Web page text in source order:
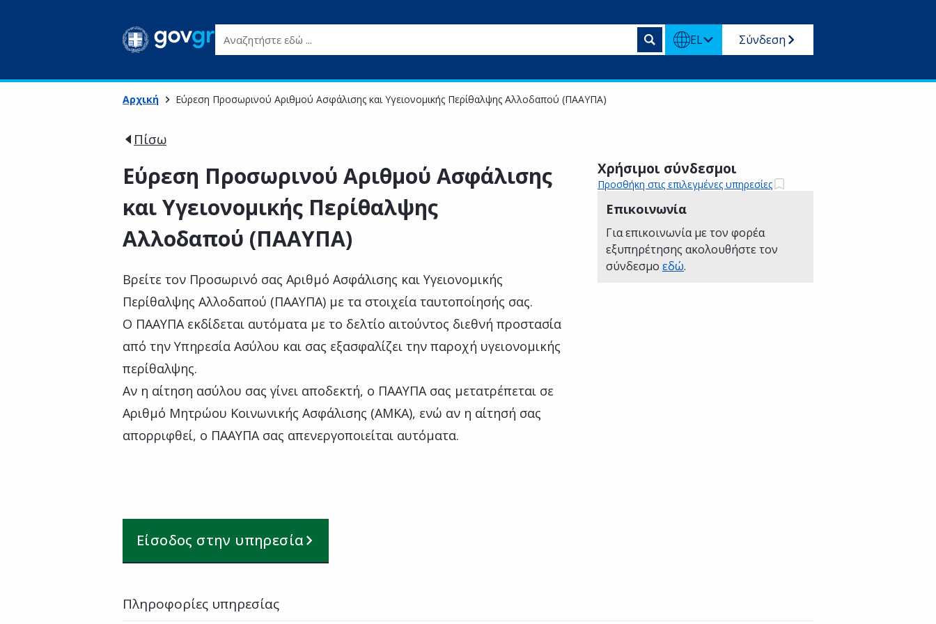
Αναζητήστε εδώ ... EL Σύνδεση
Αρχική Εύρεση Προσωρινού Αριθμού Ασφάλισης και Υγειονομικής Περίθαλψης Αλλοδαπού (ΠΑΑΥΠΑ)
Πίσω
Εύρεση Προσωρινού Αριθμού Ασφάλισης
και Υγειονομικής Περίθαλψης
Αλλοδαπού (ΠΑΑΥΠΑ)
Βρείτε τον Προσωρινό σας Αριθμό Ασφάλισης και Υγειονομικής
Περίθαλψης Αλλοδαπού (ΠΑΑΥΠΑ) με τα στοιχεία ταυτοποίησής σας.
Ο ΠΑΑΥΠΑ εκδίδεται αυτόματα με το δελτίο αιτούντος διεθνή προστασία
από την Υπηρεσία Ασύλου και σας εξασφαλίζει την παροχή υγειονομικής
περίθαλψης.
Αν η αίτηση ασύλου σας γίνει αποδεκτή, ο ΠΑΑΥΠΑ σας μετατρέπεται σε
Αριθμό Μητρώου Κοινωνικής Ασφάλισης (ΑΜΚΑ), ενώ αν η αίτησή σας
απορριφθεί, ο ΠΑΑΥΠΑ σας απενεργοποιείται αυτόματα.
Είσοδος στην υπηρεσία
Χρήσιμοι σύνδεσμοι
Προσθήκη στις επιλεγμένες υπηρεσίες
Επικοινωνία
Για επικοινωνία με τον φορέα
εξυπηρέτησης ακολουθήστε τον
σύνδεσμο εδώ.
Πληροφορίες υπηρεσίας